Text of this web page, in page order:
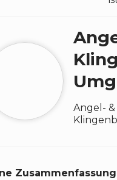
Angel-
Zusammenfassung